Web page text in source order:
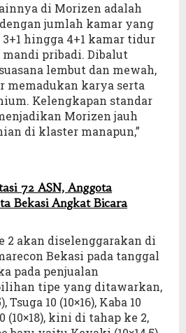
di Morizen adalah
jumlah kamar yang
hingga 4+1 kamar tidur
pribadi. Dibalut
lembut dan mewah,
memadukan karya serta
Kelengkapan standar
Morizen jauh
di klaster manapun,”
72 ASN, Anggota
Bekasi Angkat Bicara
2 akan diselenggarakan di
Bekasi pada tanggal
pada penjualan
tipe yang ditawarkan,
10 (10×16), Kaba 10
(10×18), kini di tahap ke 2,